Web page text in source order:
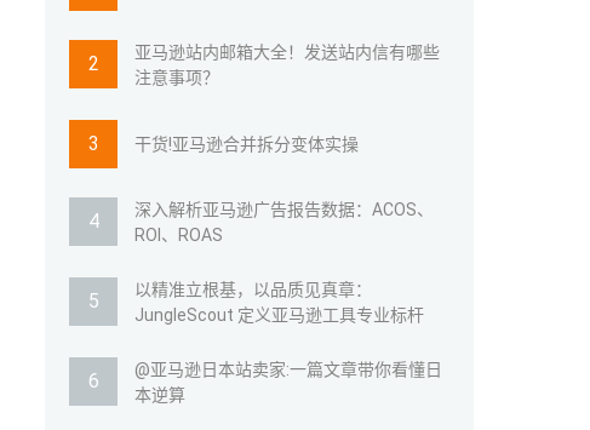
亚马逊站内邮箱大全！发送站内信有哪些
注意事项？
干货!亚马逊合并拆分变体实操
深入解析亚马逊广告报告数据：ACOS、
ROI、ROAS
以精准立根基，以品质见真章：
JungleScout 定义亚马逊工具专业标杆
@亚马逊日本站卖家:一篇文章带你看懂日
本逆算